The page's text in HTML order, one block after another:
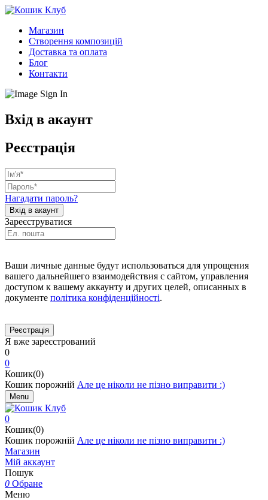
Магазин
Створення композицій
Доставка та оплата
Блог
Контакти
Вхід в акаунт
Реєстрація
Нагадати пароль?
Зареєструватися
Ваши личные данные будут использоваться для упрощения
вашего дальнейшего взаимодействия с сайтом, управления
доступом к вашему аккаунту и других целей, описанных в
документе політика конфіденційності.
Я вже зареєстрований
0
0
Кошик(0)
Кошик порожній Але це ніколи не пізно виправити :)
Menu
0
Кошик(0)
Кошик порожній Але це ніколи не пізно виправити :)
Магазин
Мій аккаунт
Пошук
0 Обране
Меню